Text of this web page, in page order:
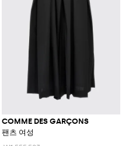
COMME DES GARÇONS
팬츠 여성